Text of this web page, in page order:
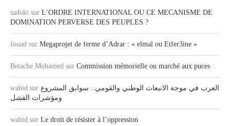
sadoki sur L’ORDRE INTERNATIONAL OU CE MECANISME DE
DOMINATION PERVERSE DES PEUPLES ?
fouad sur Megaprojet de ferme d’Adrar : « elmal ou Etfer3ine »
Betache Mohamed sur Commission mémorielle ou marché aux puces
wahid sur العرب في موجة الانبعاث الوطني والقومي.. سوابق المشروع
ومؤشرات الفشل
wahid sur Le droit de résister à l’oppression